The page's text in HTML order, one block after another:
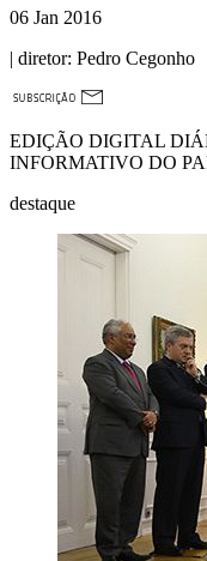
06 Jan 2016
| diretor: Pedro Cegonho
EDIÇÃO DIGITAL
INFORMATIVO DO
destaque